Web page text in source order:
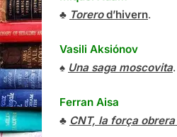
♣ Torerod’hivern.
Vasili Aksiónov
♠ Una saga moscovita.
Ferran Aisa
♣ CNT, la força